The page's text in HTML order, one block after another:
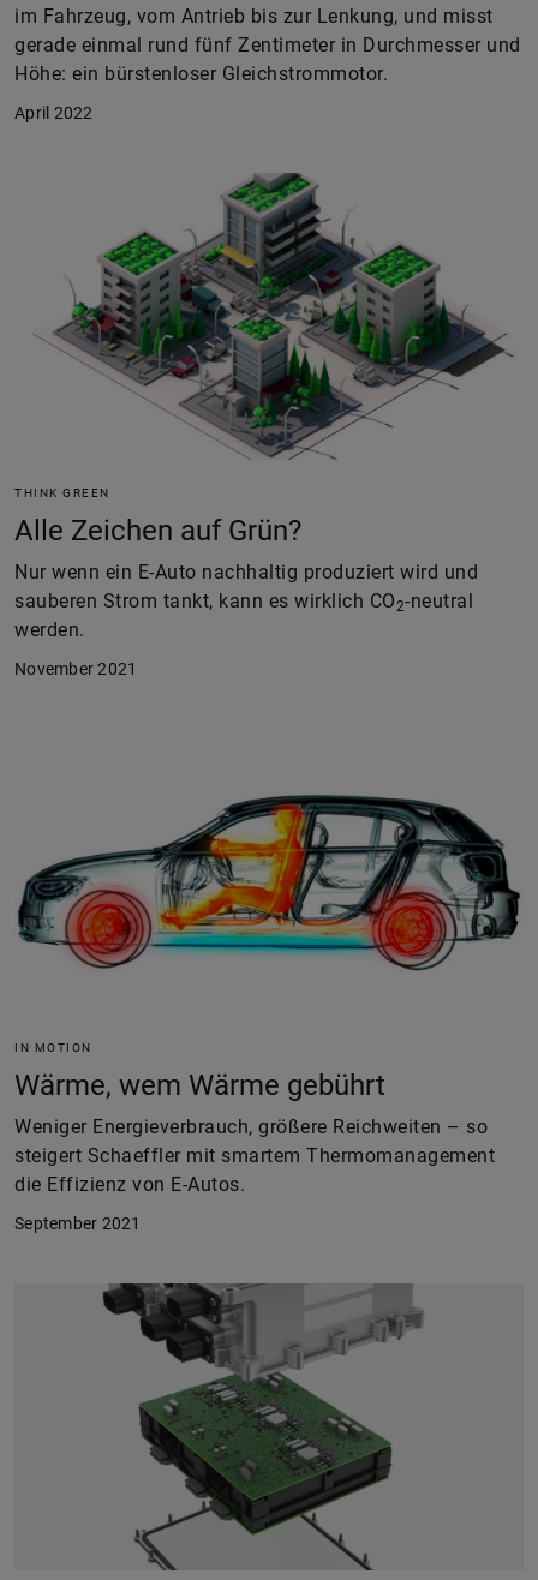
im Fahrzeug, vom Antrieb bis zur Lenkung, und misst
gerade einmal rund fünf Zentimeter in Durchmesser und
Höhe: ein bürstenloser Gleichstrommotor.
April 2022
THINK GREEN
Alle Zeichen auf Grün?
Nur wenn ein E-Auto nachhaltig produziert wird und
sauberen Strom tankt, kann es wirklich CO2-neutral
werden.
November 2021
IN MOTION
Wärme, wem Wärme gebührt
Weniger Energieverbrauch, größere Reichweiten – so
steigert Schaeffler mit smartem Thermomanagement
die Effizienz von E-Autos.
September 2021